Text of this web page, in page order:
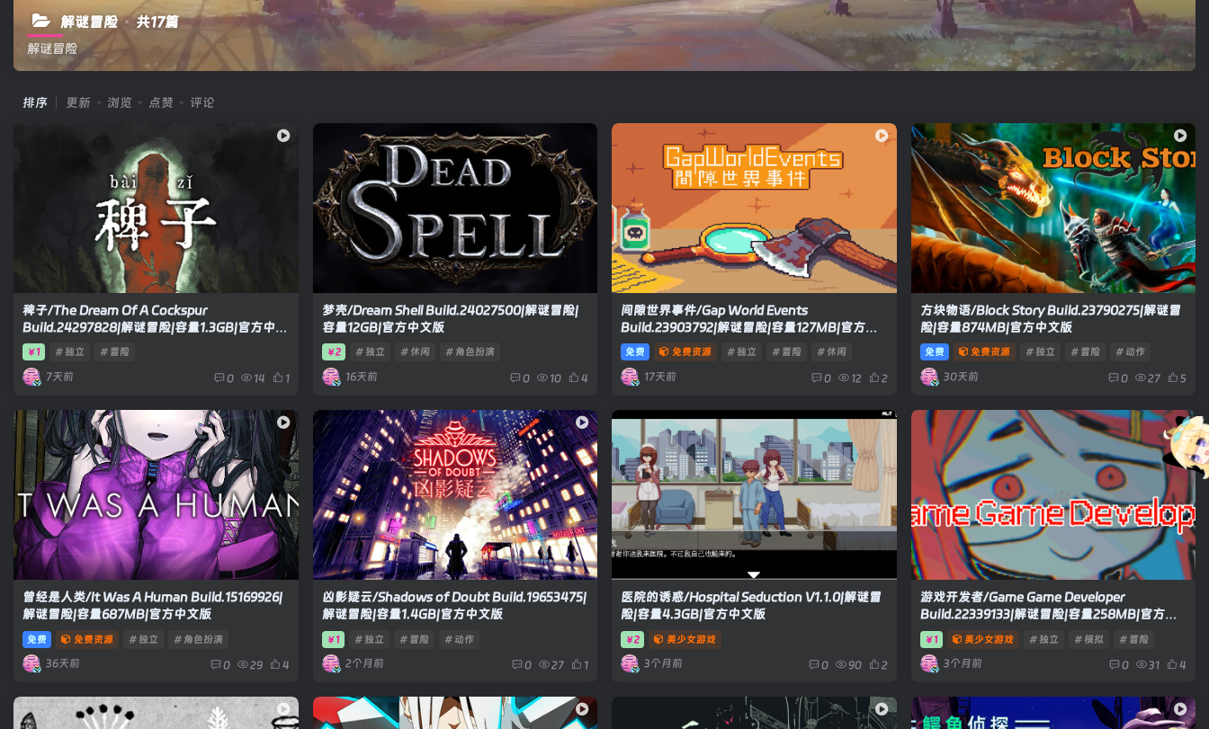
解谜冒险 共17篇
解谜冒险
排序 更新 浏览 点赞 评论
稗子/The Dream Of A Cockspur
Build.24297828|解谜冒险|容量1.3GB|官方中文
版
￥1 # 独立 # 冒险
7天前 0 14 1
梦壳/Dream Shell Build.24027500|解谜冒险|
容量12GB|官方中文版
￥2 # 独立 # 休闲 # 角色扮演
16天前 0 10 4
间隙世界事件/Gap World Events
Build.23903792|解谜冒险|容量127MB|官方中
文版
免费 免费资源 # 独立 # 冒险 # 休闲
17天前 0 12 2
方块物语/Block Story Build.23790275|解谜冒
险|容量874MB|官方中文版
免费 免费资源 # 独立 # 冒险 # 动作
30天前 0 27 5
曾经是人类/It Was A Human Build.15169926|
解谜冒险|容量687MB|官方中文版
免费 免费资源 # 独立 # 角色扮演
36天前 0 29 4
凶影疑云/Shadows of Doubt Build.19653475|
解谜冒险|容量1.4GB|官方中文版
￥1 # 独立 # 冒险 # 动作
2个月前 0 27 1
医院的诱惑/Hospital Seduction V1.1.0|解谜冒
险|容量4.3GB|官方中文版
￥2 美少女游戏
3个月前 0 90 2
游戏开发者/Game Game Developer
Build.22339133|解谜冒险|容量258MB|官方中
文版
￥1 美少女游戏 # 独立 # 模拟 # 冒险
3个月前 0 31 4